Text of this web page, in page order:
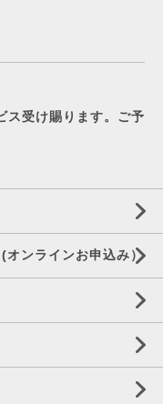
受け賜ります。ご予
ンラインお申込み）